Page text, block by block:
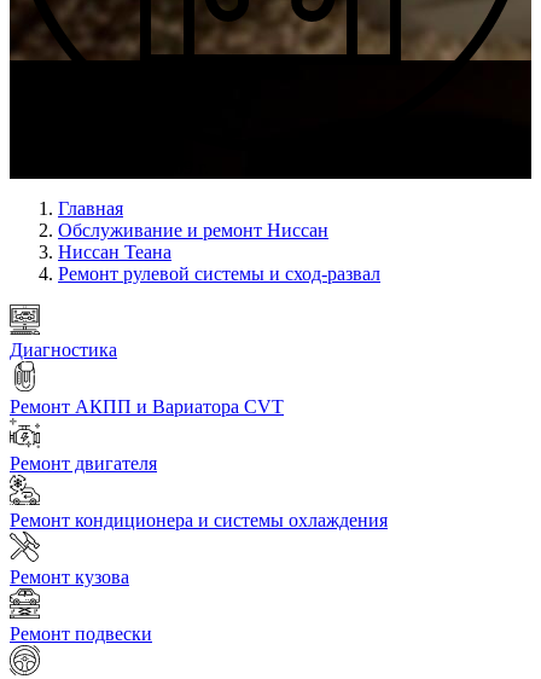
Главная
Обслуживание и ремонт Ниссан
Ниссан Теана
Ремонт рулевой системы и сход-развал
Диагностика
Ремонт АКПП и Вариатора CVT
Ремонт двигателя
Ремонт кондиционера и системы охлаждения
Ремонт кузова
Ремонт подвески